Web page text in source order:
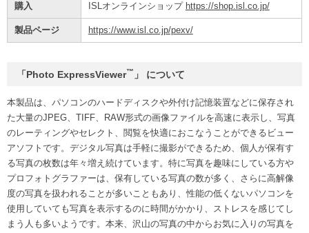
購入 ISLオンラインショップ https://shop.isl.co.jp/
製品ページ https://www.isl.co.jp/pexv/
「Photo ExpressViewer™ 」 について
本製品は、パソコンのハードディスクや外付け記憶装置などに保存され
た大量のJPEG、TIFF、RAW形式の画像ファイルを高速に表示し、写真
のレーティングやセレクト、閲覧を快適におこなうことができるビュー
アソフトです。デジタル写真は手軽に撮影ができるため、個人が保有す
る写真の枚数は年々増え続けています。特に写真を趣味にしている方や
プロフォトグラファーは、保有している写真の数が多く、さらに高解像
度の写真を扱われることが多いこともあり、性能の低くないパソコンを
使用していても写真を表示するのに時間がかかり、ストレスを感じてし
まう人も多いようです。本来、沢山の写真の中からお気に入りの写真を